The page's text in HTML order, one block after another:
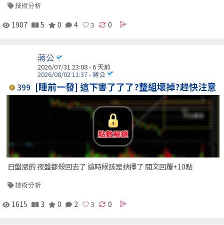
技術分析
1907 5 0 4 0
蔣公
2026/07/31 23:08 - 6 天前
2026/08/02 11:37 - 蔣公
399 [睡前一發] 這下害了了了?整組壞掉?趕快注意
日盤漲的 夜盤都殺回去了 這時候該是抉擇了 閱文回覆+10點
技術分析
1615 3 0 2 0